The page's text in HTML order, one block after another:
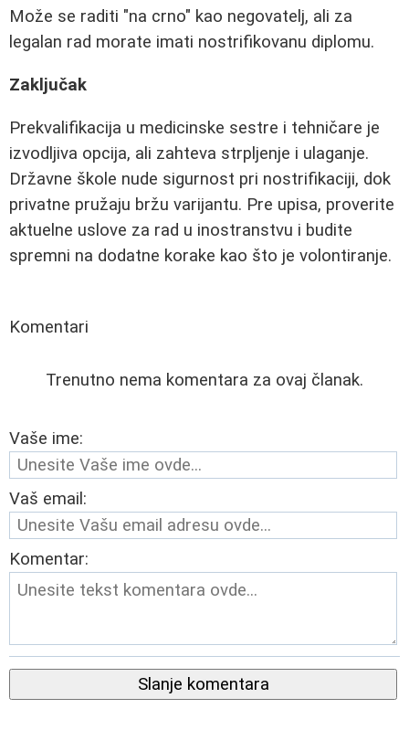
Može se raditi "na crno" kao negovatelj, ali za
legalan rad morate imati nostrifikovanu diplomu.
Zaključak
Prekvalifikacija u medicinske sestre i tehničare je
izvodljiva opcija, ali zahteva strpljenje i ulaganje.
Državne škole nude sigurnost pri nostrifikaciji, dok
privatne pružaju bržu varijantu. Pre upisa, proverite
aktuelne uslove za rad u inostranstvu i budite
spremni na dodatne korake kao što je volontiranje.
Komentari
Trenutno nema komentara za ovaj članak.
Vaše ime:
Vaš email:
Komentar:
Slanje komentara